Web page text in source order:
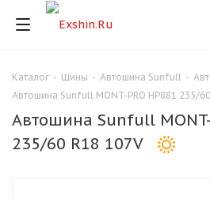
Каталог - Шины - Автошина Sunfull -
Автошина Sunfull MONT-PRO HP881 235/
Автошина Sunfull MONT-
235/60 R18 107V
Для клиентов всех банков
Разбейте
оплату на части